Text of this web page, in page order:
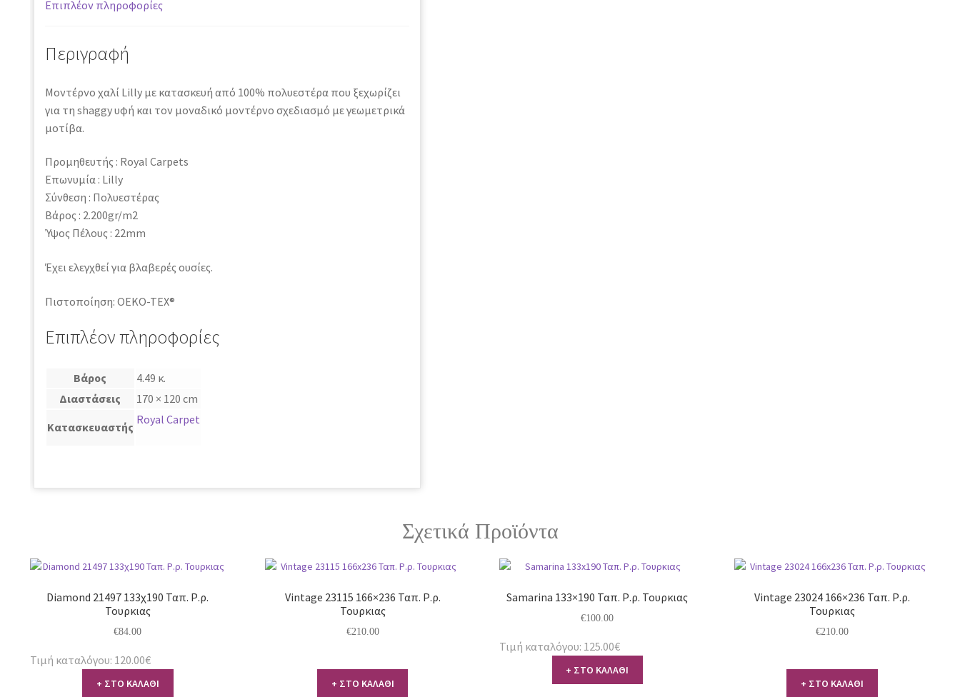
Επιπλέον πληροφορίες
Περιγραφή
Μοντέρνο χαλί Lilly με κατασκευή από 100% πολυεστέρα που ξεχωρίζει
για τη shaggy υφή και τον μοναδικό μοντέρνο σχεδιασμό με γεωμετρικά
μοτίβα.
Προμηθευτής : Royal Carpets
Επωνυμία : Lilly
Σύνθεση : Πολυεστέρας
Βάρος : 2.200gr/m2
Ύψος Πέλους : 22mm
Έχει ελεγχθεί για βλαβερές ουσίες.
Πιστοποίηση: OEKO-TEX®
Επιπλέον πληροφορίες
Βάρος
4.49 κ.
Διαστάσεις
170 × 120 cm
Κατασκευαστής
Royal Carpet
Σχετικά Προϊόντα
Diamond 21497 133χ190 Ταπ. Ρ.ρ.
Τουρκιας
€84.00
Τιμή καταλόγου: 120.00€
+ ΣΤΟ ΚΑΛΑΘΙ
Vintage 23115 166×236 Ταπ. Ρ.ρ.
Τουρκιας
€210.00
+ ΣΤΟ ΚΑΛΑΘΙ
Samarina 133×190 Ταπ. Ρ.ρ. Τουρκιας
€100.00
Τιμή καταλόγου: 125.00€
+ ΣΤΟ ΚΑΛΑΘΙ
Vintage 23024 166×236 Ταπ. Ρ.ρ.
Τουρκιας
€210.00
+ ΣΤΟ ΚΑΛΑΘΙ